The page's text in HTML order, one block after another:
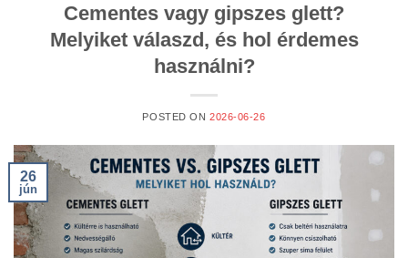
Cementes vagy gipszes glett?
Melyiket válaszd, és hol érdemes
használni?
POSTED ON 2026-06-26
26
jún